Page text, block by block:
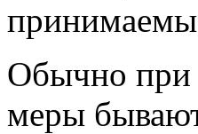
Обычно при
меры